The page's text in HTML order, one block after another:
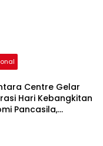
Centre Gelar
Hari Kebangkitan
Pancasila,